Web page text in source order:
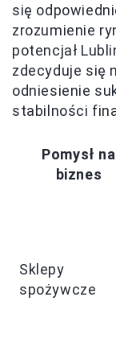
się
zrozumienie
potencjał
zdecyduje się
odniesienie
stabilności
Pomysł na
biznes
Sklepy
spożywcze